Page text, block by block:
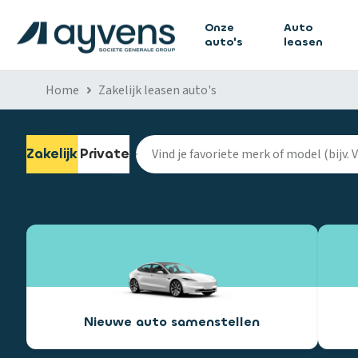
Onze
auto's
Auto
leasen
Home Zakelijk leasen auto's
ZakelijkPrivate
Nieuwe auto samenstellen